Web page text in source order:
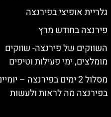
גלריית אופיצי בפירנצה
פירנצה בחודש מרץ
השווקים של פירנצה- שווקים
מומלצים, ימי פעילות וטיפים
מסלול 2 ימים בפירנצה –
בפירנצה מה לראות ולעשות